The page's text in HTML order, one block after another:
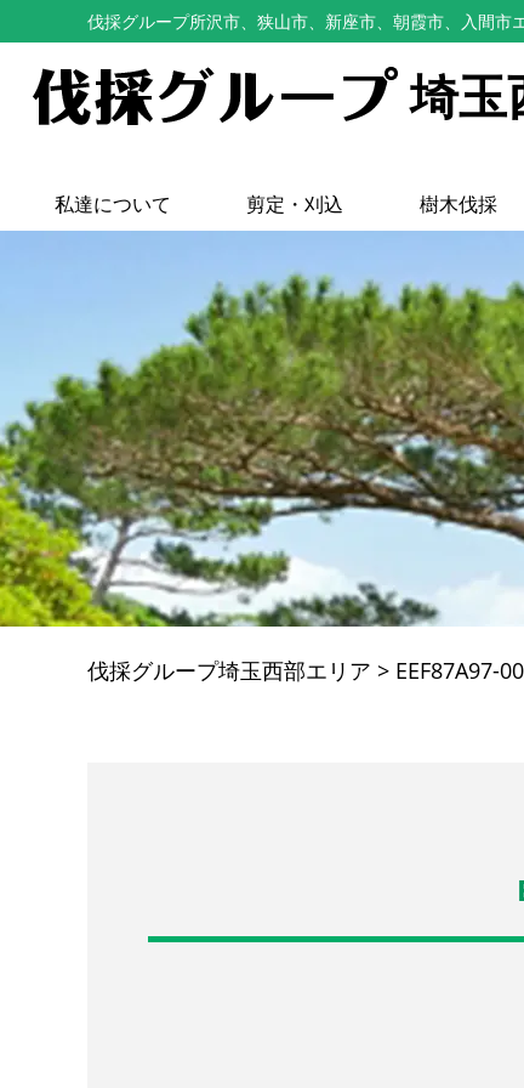
伐採グループ所沢市、狭山市、新座市、朝霞市、入間市
埼玉
私達について 剪定・刈込 樹木伐採
伐採グループ埼玉西部エリア > EEF87A97-